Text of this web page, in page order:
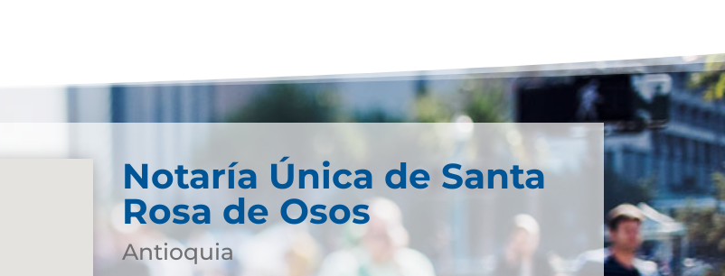
Notaría Única de Santa
Rosa de Osos
Antioquia